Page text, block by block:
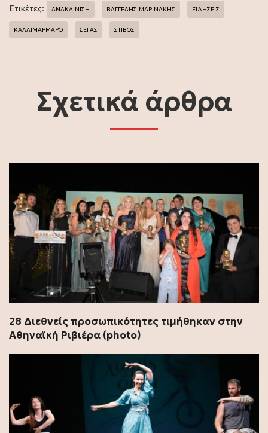
Ετικέτες: ΑΝΑΚΑΙΝΙΣΗ ΒΑΓΓΕΛΗΣ ΜΑΡΙΝΑΚΗΣ ΕΙΔΗΣΕΙΣ
ΚΑΛΛΙΜΑΡΜΑΡΟ ΣΕΓΑΣ ΣΤΙΒΟΣ
Σχετικά άρθρα
28 Διεθνείς προσωπικότητες τιμήθηκαν στην
Αθηναϊκή Ριβιέρα (photo)